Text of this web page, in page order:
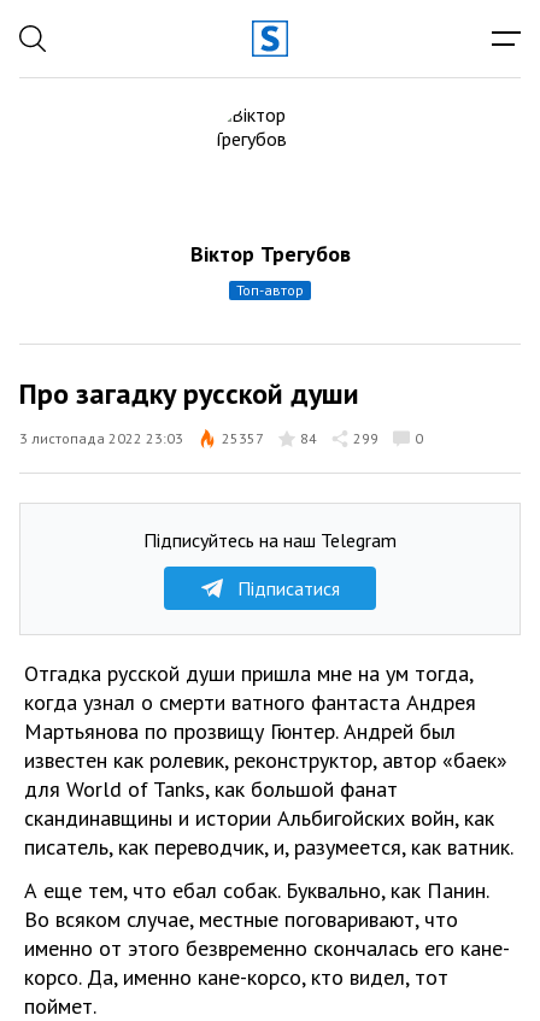
Віктор Трегубов
топ-автор
Про загадку русской души
3 листопада 2022 23:03 25357 84 299 0
Підписуйтесь на наш Telegram
Підписатися
Отгадка русской души пришла мне на ум тогда,
когда узнал о смерти ватного фантаста Андрея
Мартьянова по прозвищу Гюнтер. Андрей был
известен как ролевик, реконструктор, автор «баек»
для World of Tanks, как большой фанат
скандинавщины и истории Альбигойских войн, как
писатель, как переводчик, и, разумеется, как ватник.
А еще тем, что ебал собак. Буквально, как Панин.
Во всяком случае, местные поговаривают, что
именно от этого безвременно скончалась его кане-
корсо. Да, именно кане-корсо, кто видел, тот
поймет.